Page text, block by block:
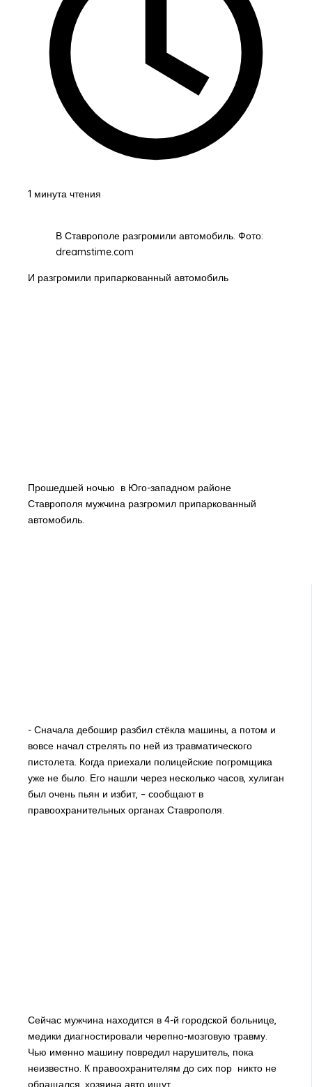
1 минута чтения
В Ставрополе разгромили автомобиль. Фото:
dreamstime.com
И разгромили припаркованный автомобиль
Прошедшей ночью в Юго-западном районе
Ставрополя мужчина разгромил припаркованный
автомобиль.
- Сначала дебошир разбил стёкла машины, а потом и
вовсе начал стрелять по ней из травматического
пистолета. Когда приехали полицейские погромщика
уже не было. Его нашли через несколько часов, хулиган
был очень пьян и избит, – сообщают в
правоохранительных органах Ставрополя.
Сейчас мужчина находится в 4-й городской больнице,
медики диагностировали черепно-мозговую травму.
Чью именно машину повредил нарушитель, пока
неизвестно. К правоохранителям до сих пор никто не
обращался, хозяина авто ищут.